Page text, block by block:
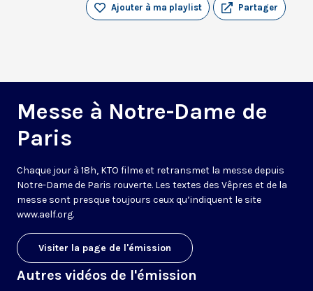
Partager
Ajouter à ma playlist
Messe à Notre-Dame de
Paris
Chaque jour à 18h, KTO filme et retransmet la messe depuis
Notre-Dame de Paris rouverte. Les textes des Vêpres et de la
messe sont presque toujours ceux qu’indiquent le site
www.aelf.org.
Visiter la page de l'émission
Autres vidéos de l'émission